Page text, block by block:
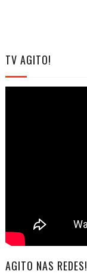
TV AGITO!
AGITO NAS REDES!